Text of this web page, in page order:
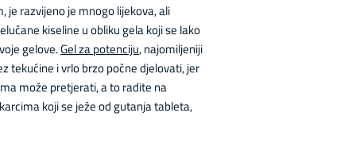
je razvijeno je mnogo lijekova, ali
kiseline u obliku gela koji se lako
gelove.Gel za potenciju, najomiljeniji
tekućine i vrlo brzo počne djelovati, jer
može pretjerati, a to radite na
koji se ježe od gutanja tableta,